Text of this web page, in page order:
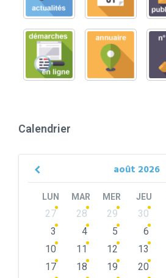
Calendrier
août 2026
Previous
LUN MAR MER JEU
Skip
calendar
27 28 29 30
3
4 5 6
10
11 12 13
17
18 19 20